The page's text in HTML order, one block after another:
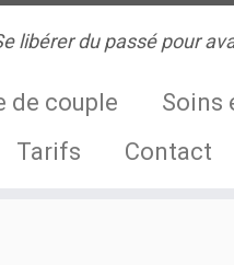
libérer du passé pour
de couple
Soins
Tarifs Contact